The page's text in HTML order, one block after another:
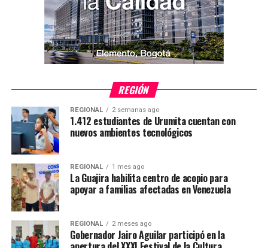
REGIÓN
REGIONAL 2 semanas ago
1.412 estudiantes de Urumita cuentan con
nuevos ambientes tecnológicos
REGIONAL 1 mes ago
La Guajira habilita centro de acopio para
apoyar a familias afectadas en Venezuela
REGIONAL 2 meses ago
Gobernador Jairo Aguilar participó en la